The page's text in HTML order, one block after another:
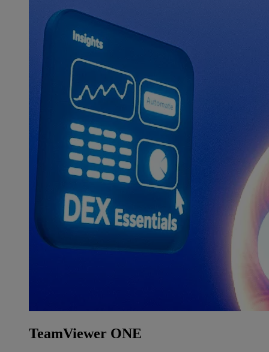
TeamViewer ONE